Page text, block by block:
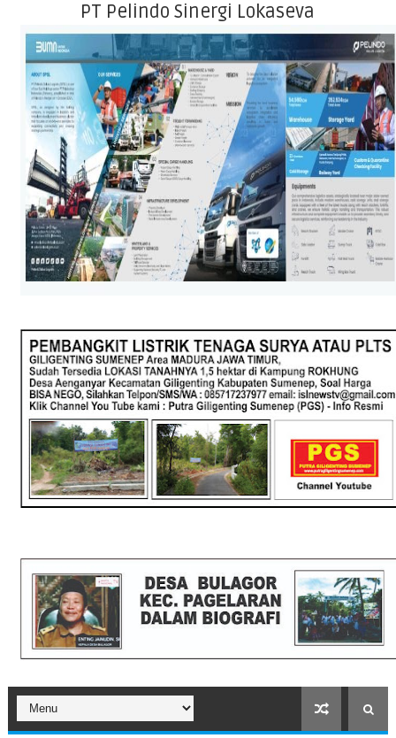
PT Pelindo Sinergi Lokaseva